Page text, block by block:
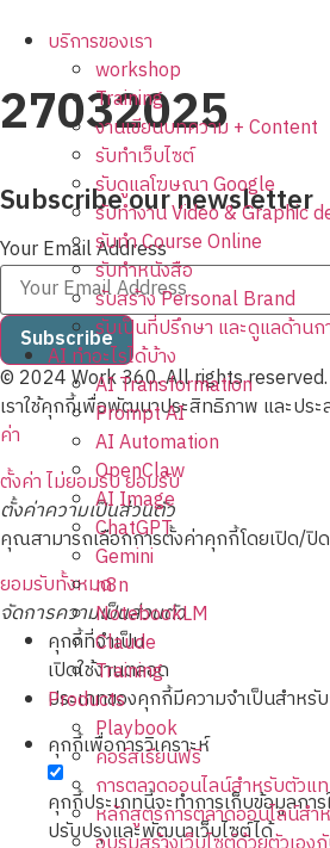
contentบริการของเรา
workshop
Training
งานเขียนบทความ + Content
รับทำเว็บไซต์
รับดูแลโฆษณา Google
รับทำงาน Video & Graphic
รับทำ Course Online
รับทำหนังสือ
รับสร้าง Personal Brand
รับเป็นที่ปรึกษา และดูแลด้าน
AI ทำอะไรได้บ้าง
AI Transformation
Prompt AI
AI Automation
OpenClaw
AI Image
ChatGPT
Gemini
n8n
NotebookLM
Claude
Training
Products
Playbook
คอร์สเรียนฟรี
การตลาดออนไลน์สำหรับตัวแ
หลักสูตรการตลาดออนไลน์สำ
27032025
Subscribe our newsletter
Your Email Address
Subscribe
© 2024 Work 360. All rights reserved.
เราใช้คุกกี้เพื่อพัฒนาประสิทธิภาพ และปร
ค่า
ตั้งค่าไม่ยอมรับยอมรับ
ตั้งค่าความเป็นส่วนตัว
คุณสามารถเลือกการตั้งค่าคุกกี้โดยเปิด/ปิ
ยอมรับทั้งหมด
จัดการความเป็นส่วนตัว
คุกกี้ที่จำเป็น
เปิดใช้งานตลอด
ประเภทของคุกกี้มีความจำเป็นสำหรั
คุกกี้เพื่อการวิเคราะห์
คุกกี้ประเภทนี้จะทำการเก็บข้อมูลกา
ปรับปรุงและพัฒนาเว็บไซต์ได้